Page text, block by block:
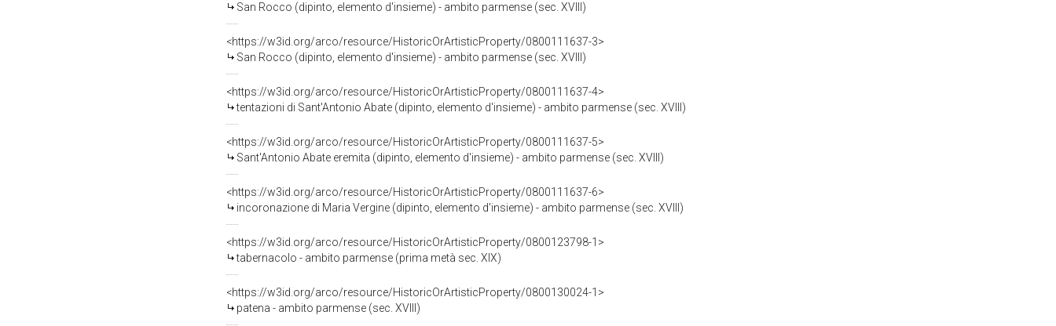
San Rocco (dipinto, elemento d'insieme) - ambito parmense (sec. XVIII)
<https://w3id.org/arco/resource/HistoricOrArtisticProperty/0800111637-3>
San Rocco (dipinto, elemento d'insieme) - ambito parmense (sec. XVIII)
<https://w3id.org/arco/resource/HistoricOrArtisticProperty/0800111637-4>
tentazioni di Sant'Antonio Abate (dipinto, elemento d'insieme) - ambito parmense (sec. XVIII)
<https://w3id.org/arco/resource/HistoricOrArtisticProperty/0800111637-5>
Sant'Antonio Abate eremita (dipinto, elemento d'insieme) - ambito parmense (sec. XVIII)
<https://w3id.org/arco/resource/HistoricOrArtisticProperty/0800111637-6>
incoronazione di Maria Vergine (dipinto, elemento d'insieme) - ambito parmense (sec. XVIII)
<https://w3id.org/arco/resource/HistoricOrArtisticProperty/0800123798-1>
tabernacolo - ambito parmense (prima metà sec. XIX)
<https://w3id.org/arco/resource/HistoricOrArtisticProperty/0800130024-1>
patena - ambito parmense (sec. XVIII)